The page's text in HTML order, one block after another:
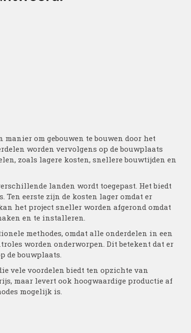
manier om gebouwen te bouwen door het
worden vervolgens op de bouwplaats
zoals lagere kosten, snellere bouwtijden en
landen wordt toegepast. Het biedt
eerste zijn de kosten lager omdat er
het project sneller worden afgerond omdat
en te installeren.
methodes, omdat alle onderdelen in een
worden onderworpen. Dit betekent dat er
de bouwplaats.
vele voordelen biedt ten opzichte van
maar levert ook hoogwaardige productie af
mogelijk is.